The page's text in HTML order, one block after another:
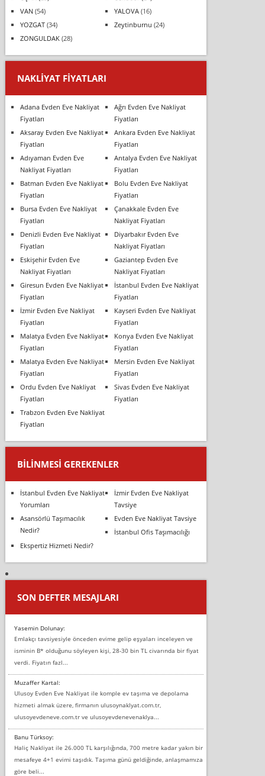
VAN(54) YALOVA(16)
YOZGAT(34) Zeytinburnu (24)
ZONGULDAK(28)
NAKLIYAT FIYATLARI
Adana Evden Eve Nakliyat
Fiyatları
Ağrı Evden Eve Nakliyat
Fiyatları
Aksaray Evden Eve Nakliyat
Fiyatları
Ankara Evden Eve Nakliyat
Fiyatları
Adıyaman Evden Eve
Nakliyat Fiyatları
Antalya Evden Eve Nakliyat
Fiyatları
Batman Evden Eve Nakliyat
Fiyatları
Bolu Evden Eve Nakliyat
Fiyatları
Bursa Evden Eve Nakliyat
Fiyatları
Çanakkale Evden Eve
Nakliyat Fiyatları
Denizli Evden Eve Nakliyat
Fiyatları
Diyarbakır Evden Eve
Nakliyat Fiyatları
Eskişehir Evden Eve
Nakliyat Fiyatları
Gaziantep Evden Eve
Nakliyat Fiyatları
Giresun Evden Eve Nakliyat
Fiyatları
İstanbul Evden Eve Nakliyat
Fiyatları
İzmir Evden Eve Nakliyat
Fiyatları
Kayseri Evden Eve Nakliyat
Fiyatları
Malatya Evden Eve Nakliyat
Fiyatları
Konya Evden Eve Nakliyat
Fiyatları
Malatya Evden Eve Nakliyat
Fiyatları
Mersin Evden Eve Nakliyat
Fiyatları
Ordu Evden Eve Nakliyat
Fiyatları
Sivas Evden Eve Nakliyat
Fiyatları
Trabzon Evden Eve Nakliyat
Fiyatları
BILINMESI GEREKENLER
İstanbul Evden Eve Nakliyat
Yorumları
İzmir Evden Eve Nakliyat
Tavsiye
Asansörlü Taşımacılık
Nedir?
Evden Eve Nakliyat Tavsiye
İstanbul Ofis Taşımacılığı
Ekspertiz Hizmeti Nedir?
SON DEFTER MESAJLARI
Yasemin Dolunay:
Emlakçı tavsiyesiyle önceden evime gelip eşyaları inceleyen ve
isminin B* olduğunu söyleyen kişi, 28-30 bin TL civarında bir fiyat
verdi. Fiyatın fazl...
Muzaffer Kartal:
Ulusoy Evden Eve Nakliyat ile komple ev taşıma ve depolama
hizmeti almak üzere, firmanın ulusoynaklyat.com.tr,
ulusoyevdeneve.com.tr ve ulusoyevdenevenaklya...
Banu Türksoy:
Haliç Nakliyat ile 26.000 TL karşılığında, 700 metre kadar yakın bir
mesafeye 4+1 evimi taşıdık. Taşıma günü geldiğinde, anlaşmamıza
göre beli...